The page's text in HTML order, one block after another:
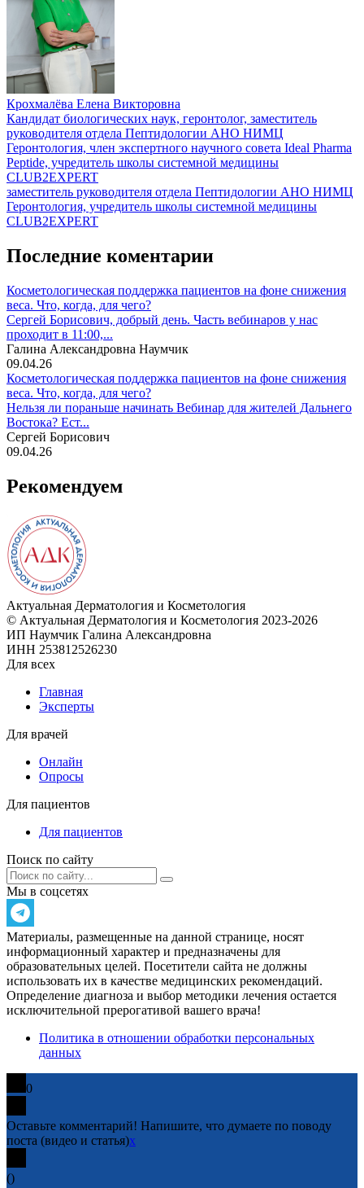
Крохмалёва Елена Викторовна
Кандидат биологических наук, геронтолог, заместитель
руководителя отдела Пептидологии АНО НИМЦ
Геронтология, член экспертного научного совета Ideal Pharma
Peptide, учредитель школы системной медицины
CLUB2EXPERT
заместитель руководителя отдела Пептидологии АНО НИМЦ
Геронтология, учредитель школы системной медицины
CLUB2EXPERT
Последние коментарии
Косметологическая поддержка пациентов на фоне снижения
веса. Что, когда, для чего?
Сергей Борисович, добрый день. Часть вебинаров у нас
проходит в 11:00,...
Галина Александровна Наумчик
09.04.26
Косметологическая поддержка пациентов на фоне снижения
веса. Что, когда, для чего?
Нельзя ли пораньше начинать Вебинар для жителей Дальнего
Востока? Ест...
Сергей Борисович
09.04.26
Рекомендуем
Актуальная Дерматология и Косметология
© Актуальная Дерматология и Косметология 2023-2026
ИП Наумчик Галина Александровна
ИНН 253812526230
Для всех
Главная
Эксперты
Для врачей
Онлайн
Опросы
Для пациентов
Для пациентов
Поиск по сайту
Мы в соцсетях
Материалы, размещенные на данной странице, носят
информационный характер и предназначены для
образовательных целей. Посетители сайта не должны
использовать их в качестве медицинских рекомендаций.
Определение диагноза и выбор методики лечения остается
исключительной прерогативой вашего врача!
Политика в отношении обработки персональных
данных
0
Оставьте комментарий! Напишите, что думаете по поводу
поста (видео и статья)x
()